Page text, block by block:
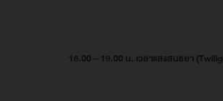
18.00 – 19.00 น. เวลาแสงสนธยา